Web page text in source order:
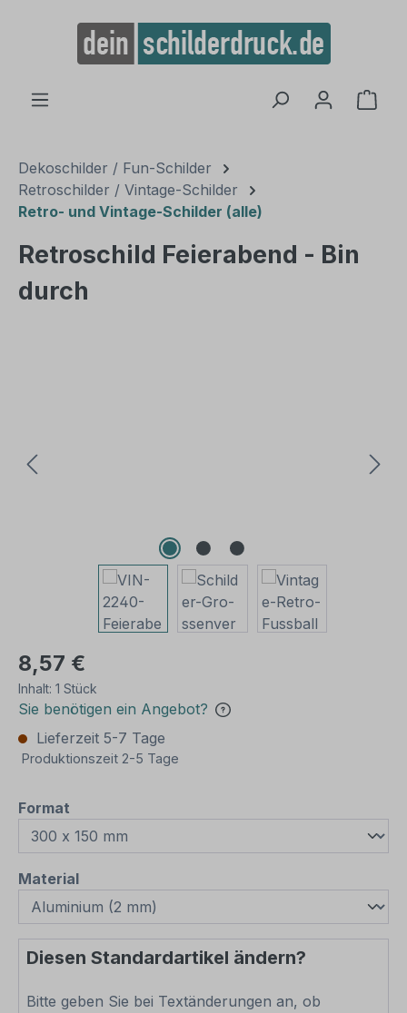
springen
Dekoschilder / Fun-Schilder
Retroschilder / Vintage-Schilder
Retro- und Vintage-Schilder (alle)
Retroschild Feierabend - Bin
durch
8,57 €
Inhalt: 1 Stück
Sie benötigen ein Angebot?
Lieferzeit 5-7 Tage
Produktionszeit 2-5 Tage
Format
Materialauswählen
Diesen Standardartikel ändern?
Bitte geben Sie bei Textänderungen an, ob